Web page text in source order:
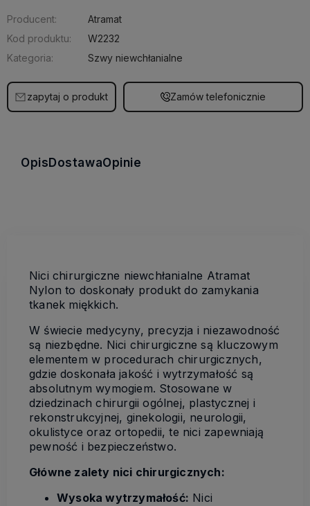
Producent:
Atramat
Kod produktu:
W2232
Kategoria:
Szwy niewchłanialne
zapytaj o produkt Zamów telefonicznie
Opis DostawaOpinie
Nici chirurgiczne niewchłanialne Atramat
Nylon to doskonały produkt do zamykania
tkanek miękkich.
W świecie medycyny, precyzja i niezawodność
są niezbędne. Nici chirurgiczne są kluczowym
elementem w procedurach chirurgicznych,
gdzie doskonała jakość i wytrzymałość są
absolutnym wymogiem. Stosowane w
dziedzinach chirurgii ogólnej, plastycznej i
rekonstrukcyjnej, ginekologii, neurologii,
okulistyce oraz ortopedii, te nici zapewniają
pewność i bezpieczeństwo.
Główne zalety nici chirurgicznych:
Wysoka wytrzymałość: Nici